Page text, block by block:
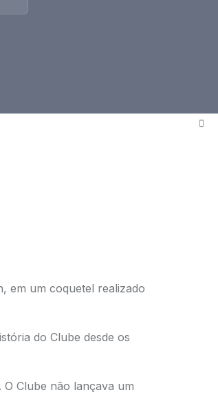
em um coquetel realizado
do Clube desde os
Clube não lançava um